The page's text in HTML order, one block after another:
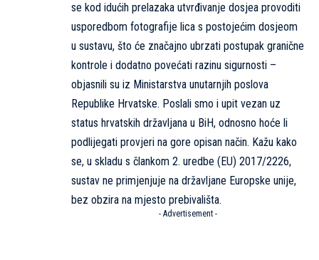
se kod idućih prelazaka utvrđivanje dosjea provoditi
usporedbom fotografije lica s postojećim dosjeom
u sustavu, što će značajno ubrzati postupak granične
kontrole i dodatno povećati razinu sigurnosti –
objasnili su iz Ministarstva unutarnjih poslova
Republike Hrvatske. Poslali smo i upit vezan uz
status hrvatskih državljana u BiH, odnosno hoće li
podlijegati provjeri na gore opisan način. Kažu kako
se, u skladu s člankom 2. uredbe (EU) 2017/2226,
sustav ne primjenjuje na državljane Europske unije,
bez obzira na mjesto prebivališta.
- Advertisement -